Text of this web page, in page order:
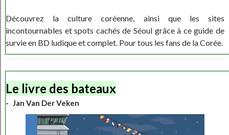
Découvrez la culture coréenne, ainsi que les sites
incontournables et spots cachés de Séoul grâce à ce guide de
survie en BD ludique et complet. Pour tous les fans de la Corée.
Le livre des bateaux
Jan Van Der Veken